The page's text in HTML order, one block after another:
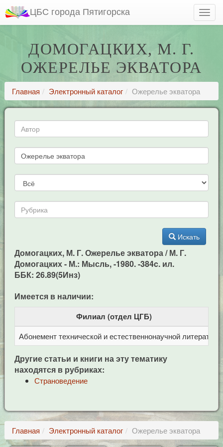
ЦБС города Пятигорска
ДОМОГАЦКИХ, М. Г.
ОЖЕРЕЛЬЕ ЭКВАТОРА
Главная Электронный каталог Ожерелье экватора
Искать
Домогацких, М. Г. Ожерелье экватора / М. Г.
Домогацких - М.: Мысль, -1980. -384c. ил.
ББК: 26.89(5Инз)
Имеется в наличии:
Филиал (отдел ЦГБ)
Абонемент технической и естественнонаучной литерат
Другие статьи и книги на эту тематику
находятся в рубриках:
Страноведение
Главная Электронный каталог Ожерелье экватора